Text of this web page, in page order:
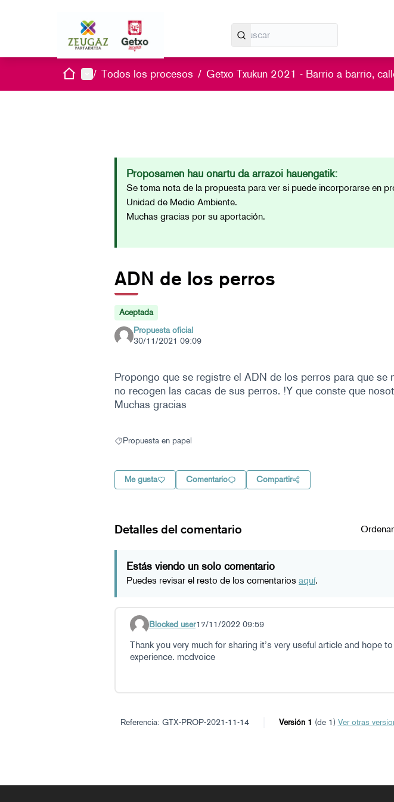
InicioMenú principal
/ Todos los procesos / Getxo Txukun 2021 - Barrio a barrio,
Proposamen hau onartu da arrazoi hauengatik:
Se toma nota de la propuesta para ver si puede incorporarse en
Unidad de Medio Ambiente.
Muchas gracias por su aportación.
ADN de los perros
Aceptada
Propuesta oficial
30/11/2021 09:09
Propongo que se registre el ADN de los perros para que se
no recogen las cacas de sus perros. !Y que conste que
Muchas gracias
Resultados al filtrar por: Propuesta en papel
Propuesta en papel
Me gusta Comentario Compartir
Detalles del comentario
Estás viendo un solo comentario
Puedes revisar el resto de los comentarios aquí.
Comentario 28
Blocked user17/11/2022 09:59
Thank you very much for sharing it’s very useful article and hope
experience. mcdvoice
Referencia: GTX-PROP-2021-11-14 Versión 1 (de 1) ver otras